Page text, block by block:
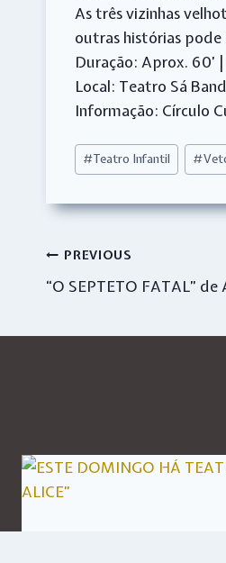
As três vizinhas
outras histórias pode
Duração: Aprox. 60’
Local: Teatro Sá
Informação: Círculo
Post
Tags:
#Teatro Infantil #
Navegação
de
artigos
PREVIOUS
“O SEPTETO FATAL” de